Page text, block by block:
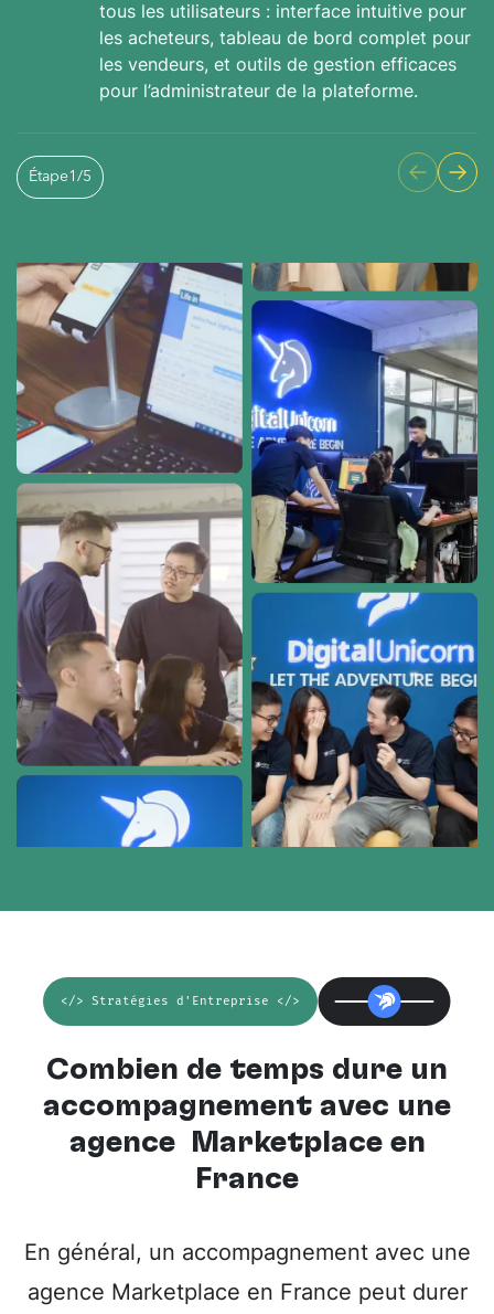
tous les utilisateurs : interface intuitive pour
les acheteurs, tableau de bord complet pour
les vendeurs, et outils de gestion efficaces
pour l’administrateur de la plateforme.
Étape1 /5
</> Stratégies d'Entreprise </>
Combien de temps dure un
accompagnement avec une
agence Marketplace en
France
En général, un accompagnement avec une
agence Marketplace en France peut durer